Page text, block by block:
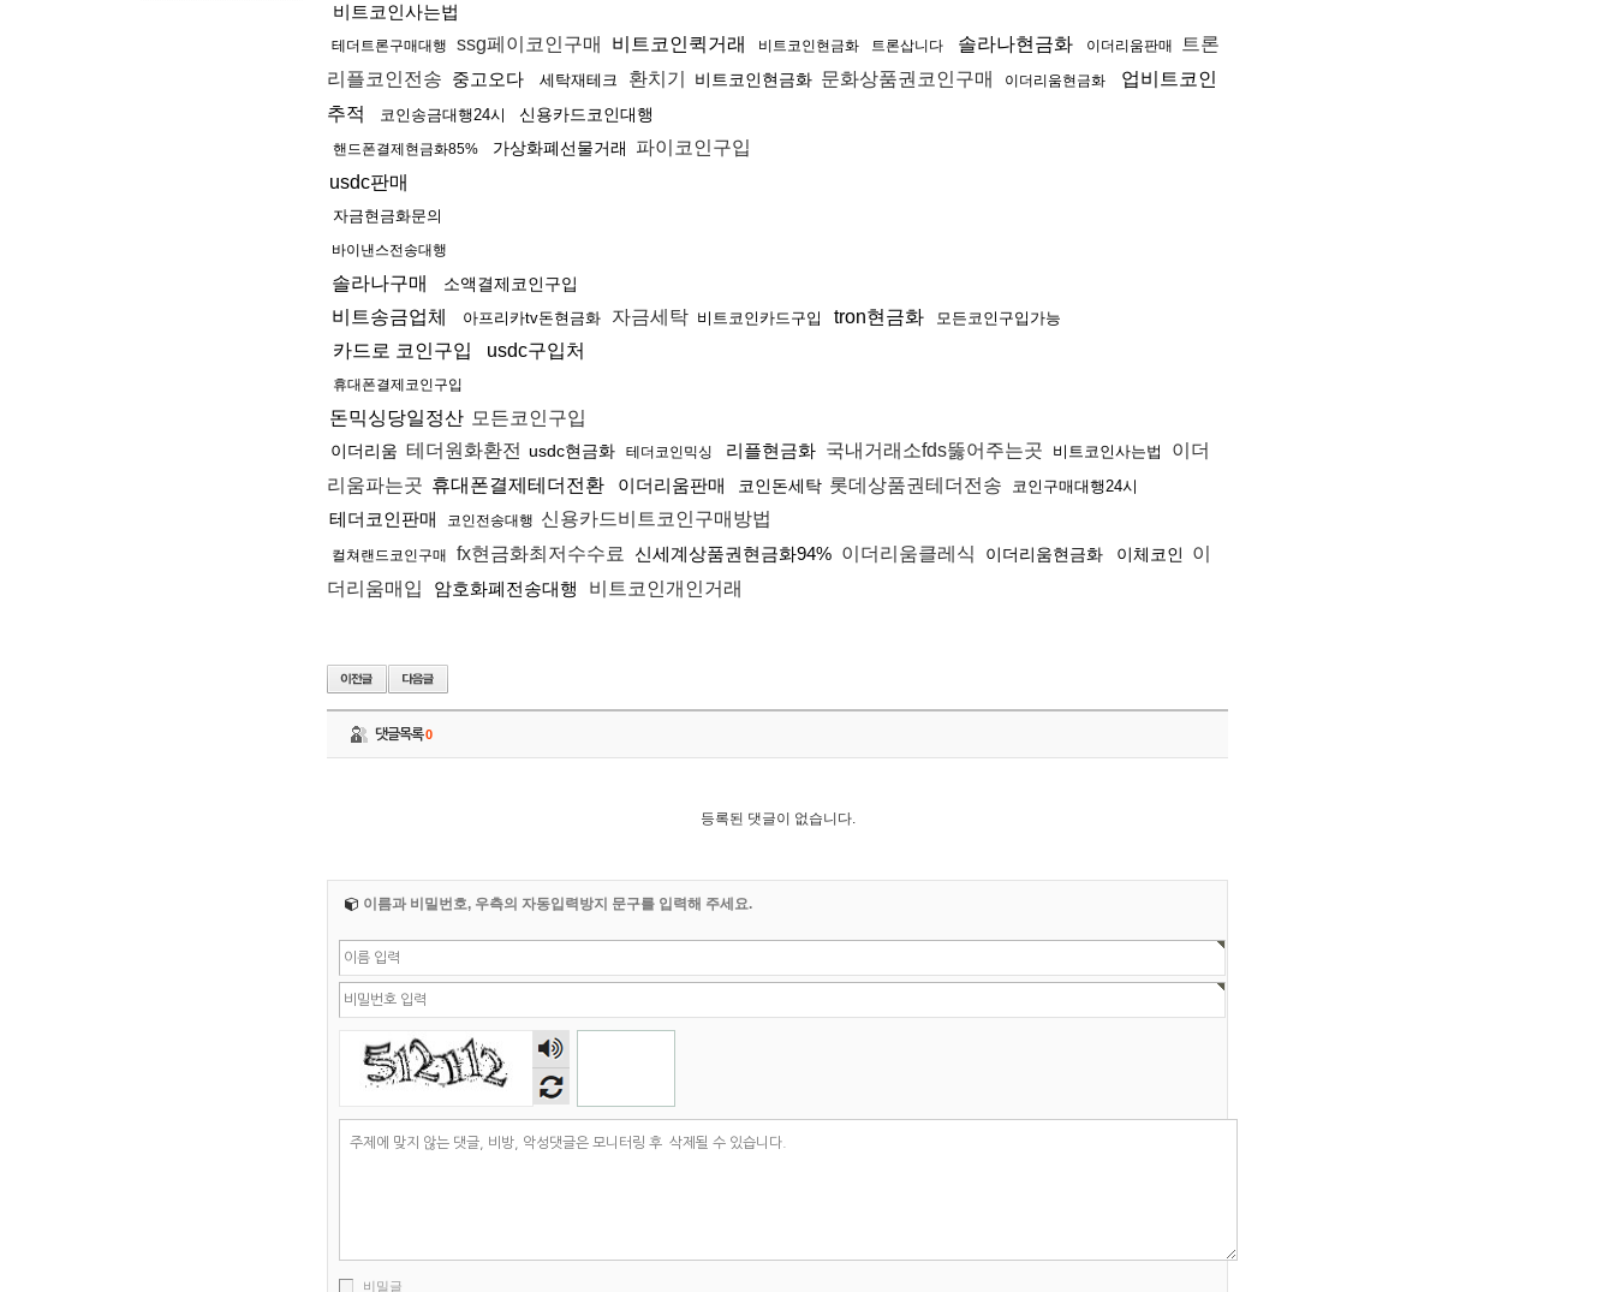
비트코인사는법
테더트론구매대행 ssg페이코인구매 비트코인퀵거래 비트코인현금화 트론삽니다 솔라나현금화 이더리움판매
트론
리플코인전송 중고오다 세탁재테크 환치기 비트코인현금화 문화상품권코인구매 이더리움현금화
업비트코인
추적
코인송금대행24시 신용카드코인대행
핸드폰결제현금화85% 가상화폐선물거래
파이코인구입
usdc판매
자금현금화문의
바이낸스전송대행
솔라나구매 소액결제코인구입
비트송금업체 아프리카tv돈현금화 자금세탁 비트코인카드구입 tron현금화 모든코인구입가능
카드로 코인구입 usdc구입처
휴대폰결제코인구입
돈믹싱당일정산 모든코인구입
이더리움 테더원화환전 usdc현금화 테더코인믹싱 리플현금화 국내거래소fds뚫어주는곳 비트코인사는법
이더
리움파는곳 휴대폰결제테더전환 이더리움판매 코인돈세탁 롯데상품권테더전송 코인구매대행24시
테더코인판매 코인전송대행 신용카드비트코인구매방법
컬쳐랜드코인구매 fx현금화최저수수료 신세계상품권현금화94% 이더리움클레식 이더리움현금화 이체코인
이
더리움매입
암호화폐전송대행 비트코인개인거래
댓글목록0
등록된 댓글이 없습니다.
이름과 비밀번호, 우측의 자동입력방지 문구를 입력해 주세요.
숫자
음성
듣기
비밀글